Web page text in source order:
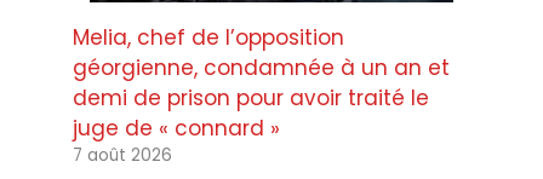
Melia, chef de l’opposition
géorgienne, condamnée à un an et
demi de prison pour avoir traité le
juge de « connard »
7 août 2026